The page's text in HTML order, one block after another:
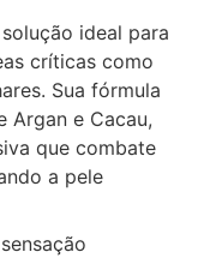
ideal para
críticas como
Sua fórmula
Argan e Cacau,
que combate
a pele